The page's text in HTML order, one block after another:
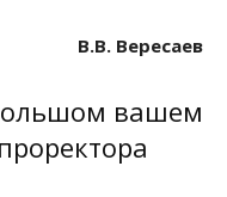
В.В. Вересаев
вашем